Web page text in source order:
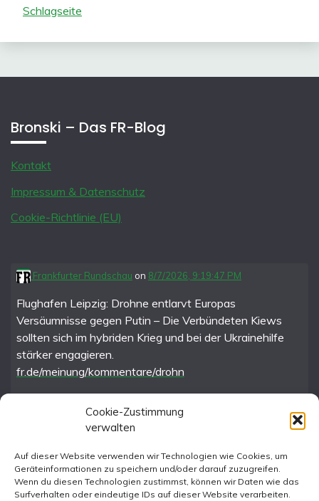
Cookie-Zustimmung
verwalten
Auf dieser Website verwenden wir Technologien wie Cookies, um
Geräteinformationen zu speichern und/oder darauf zuzugreifen.
Wenn du diesen Technologien zustimmst, können wir Daten wie das
Surfverhalten oder eindeutige IDs auf dieser Website verarbeiten.
Schlagseite
Bronski – Das FR-Blog
Kontakt
Impressum & Datenschutz
Cookie-Richtlinie (EU)
Frankfurter Rundschau on 8/7/2026, 9:19:47 PM
Flughafen Leipzig: Drohne entlarvt Europas
Versäumnisse gegen Putin – Die Verbündeten Kiews
sollten sich im hybriden Krieg und bei der Ukrainehilfe
stärker engagieren.
fr.de/meinung/kommentare/drohn
Instagram